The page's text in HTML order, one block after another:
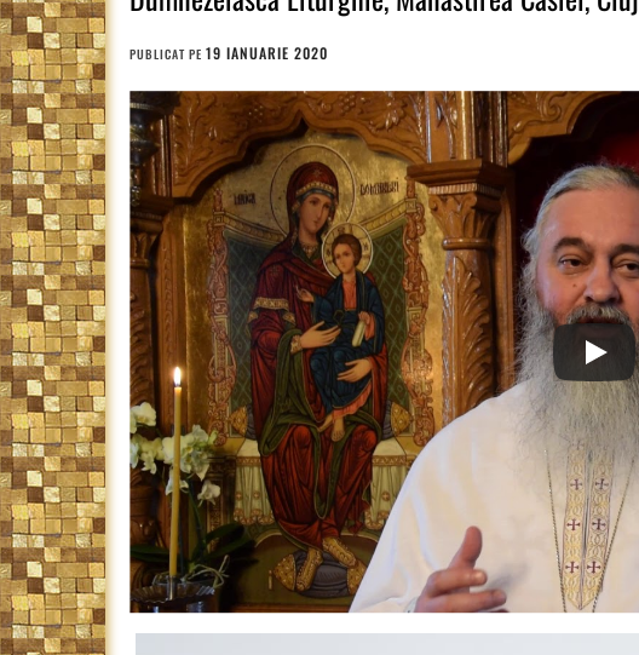
PUBLICAT PE 19 IANUARIE 2020